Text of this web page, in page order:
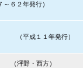
２年発行）
成１１年発行）
野・西方）